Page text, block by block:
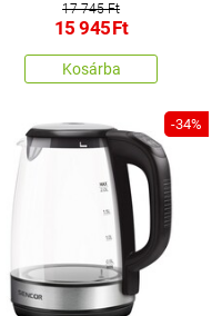
17 745 Ft
15 945Ft
Kosárba
-34%